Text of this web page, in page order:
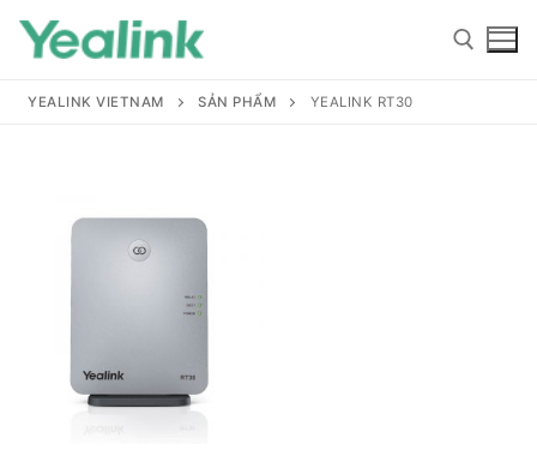
Hỗ trợ
YEALINK VIETNAM SẢN PHẨM YEALINK RT30